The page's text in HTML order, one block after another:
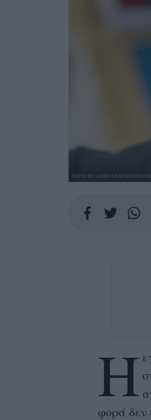
PHOTO BY SAMIR HUSSEIN/
Η
φορά δεν